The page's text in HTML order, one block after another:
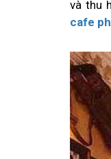
và thu
cafe